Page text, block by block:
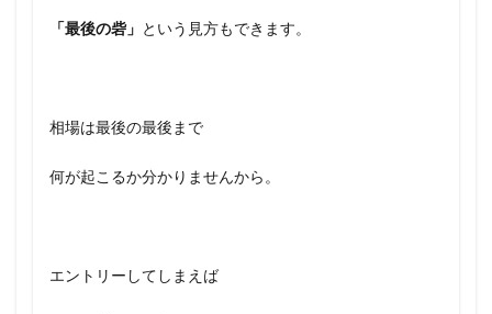
「最後の砦」 という見方もできます。
相場は最後の最後まで
何が起こるか分かりませんから。
エントリーしてしまえば